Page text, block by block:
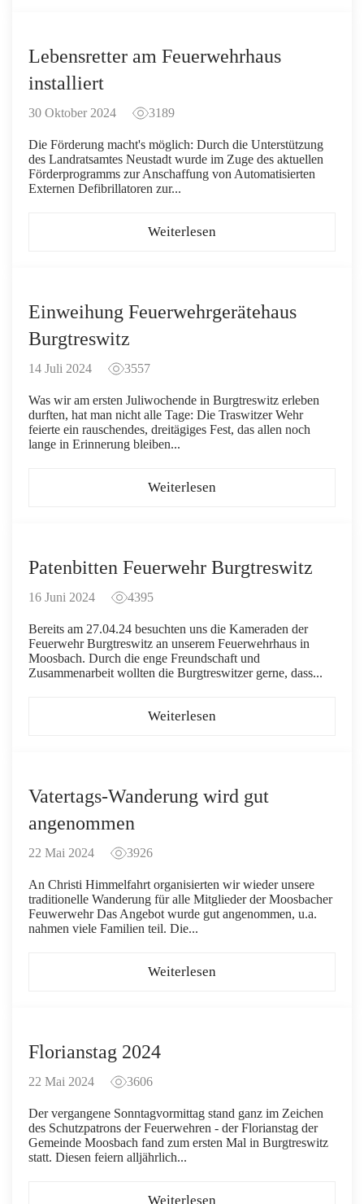
Lebensretter am Feuerwehrhaus
installiert
30 Oktober 2024 3189
Die Förderung macht's möglich: Durch die Unterstützung
des Landratsamtes Neustadt wurde im Zuge des aktuellen
Förderprogramms zur Anschaffung von Automatisierten
Externen Defibrillatoren zur...
Weiterlesen
Einweihung Feuerwehrgerätehaus
Burgtreswitz
14 Juli 2024 3557
Was wir am ersten Juliwochende in Burgtreswitz erleben
durften, hat man nicht alle Tage: Die Traswitzer Wehr
feierte ein rauschendes, dreitägiges Fest, das allen noch
lange in Erinnerung bleiben...
Weiterlesen
Patenbitten Feuerwehr Burgtreswitz
16 Juni 2024 4395
Bereits am 27.04.24 besuchten uns die Kameraden der
Feuerwehr Burgtreswitz an unserem Feuerwehrhaus in
Moosbach. Durch die enge Freundschaft und
Zusammenarbeit wollten die Burgtreswitzer gerne, dass...
Weiterlesen
Vatertags-Wanderung wird gut
angenommen
22 Mai 2024 3926
An Christi Himmelfahrt organisierten wir wieder unsere
traditionelle Wanderung für alle Mitglieder der Moosbacher
Feuwerwehr Das Angebot wurde gut angenommen, u.a.
nahmen viele Familien teil. Die...
Weiterlesen
Florianstag 2024
22 Mai 2024 3606
Der vergangene Sonntagvormittag stand ganz im Zeichen
des Schutzpatrons der Feuerwehren - der Florianstag der
Gemeinde Moosbach fand zum ersten Mal in Burgtreswitz
statt. Diesen feiern alljährlich...
Weiterlesen